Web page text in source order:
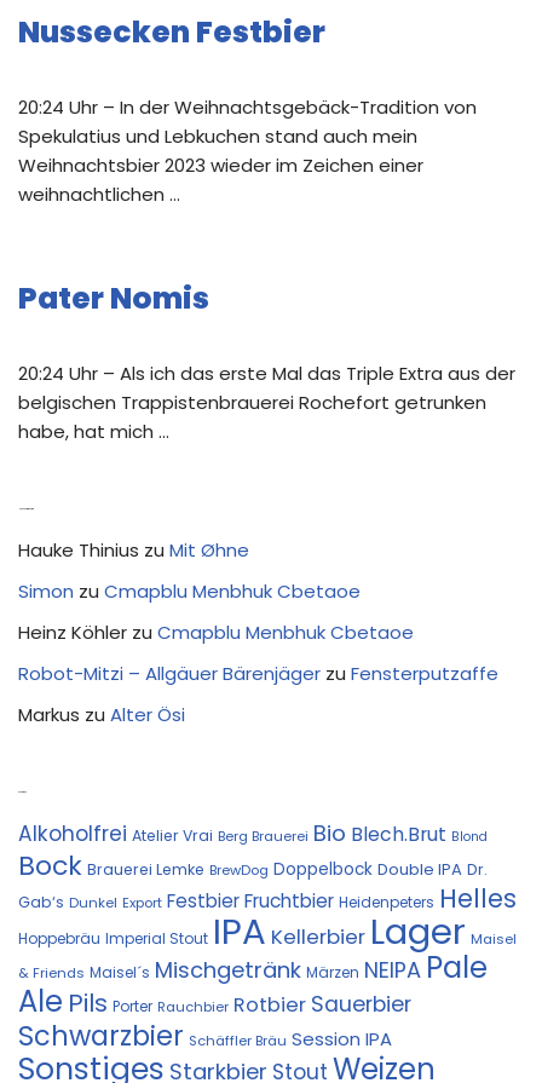
Nussecken Festbier
20:24 Uhr – In der Weihnachtsgebäck-Tradition von
Spekulatius und Lebkuchen stand auch mein
Weihnachtsbier 2023 wieder im Zeichen einer
weihnachtlichen …
Pater Nomis
20:24 Uhr – Als ich das erste Mal das Triple Extra aus der
belgischen Trappistenbrauerei Rochefort getrunken
habe, hat mich …
Hauke Thinius zu Mit Øhne
Simon zu Cmapblu Menbhuk Cbetaoe
Heinz Köhler zu Cmapblu Menbhuk Cbetaoe
Robot-Mitzi – Allgäuer Bärenjäger zu Fensterputzaffe
Markus zu Alter Ösi
Alkoholfrei Atelier Vrai Berg Brauerei Bio Blech.Brut Blond
Bock Brauerei Lemke BrewDog Doppelbock Double IPA Dr.
Gab‘s Dunkel Export FestbierFruchtbier Heidenpeters Helles
Hoppebräu Imperial Stout IPA Kellerbier Lager Maisel
& Friends Maisel´s Mischgetränk Märzen NEIPA Pale
Ale Pils Porter Rauchbier Rotbier Sauerbier
Schwarzbier Schäffler Bräu Session IPA
Sonstiges Starkbier Stout Weizen